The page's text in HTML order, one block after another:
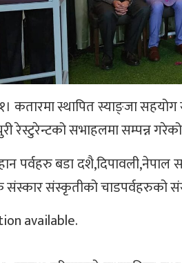
कतारमा स्थापित स्याङ्जा
रेस्टुरेन्टको सभाहलमा सम्पन्न
पर्वहरु बडा
संस्कृतीको चाडपर्वहरुको